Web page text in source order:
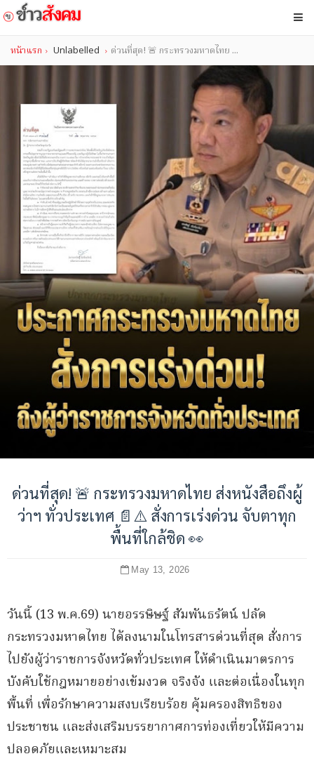
หน้าแรก Unlabelled ด่วนที่สุด! 🚨 กระทรวงมหาดไทย ...
ด่วนที่สุด! 🚨 กระทรวงมหาดไทย ส่งหนังสือถึงผู้
ว่าฯ ทั่วประเทศ 📄⚠️ สั่งการเร่งด่วน จับตาทุก
พื้นที่ใกล้ชิด 👀
May 13, 2026
วันนี้ (13 พ.ค.69) นายอรรษิษฐ์ สัมพันธรัตน์ ปลัด
กระทรวงมหาดไทย ได้ลงนามในโทรสารด่วนที่สุด สั่งการ
ไปยังผู้ว่าราชการจังหวัดทั่วประเทศ ให้ดำเนินมาตรการ
บังคับใช้กฎหมายอย่างเข้มงวด จริงจัง และต่อเนื่องในทุก
พื้นที่ เพื่อรักษาความสงบเรียบร้อย คุ้มครองสิทธิของ
ประชาชน และส่งเสริมบรรยากาศการท่องเที่ยวให้มีความ
ปลอดภัยและเหมาะสม